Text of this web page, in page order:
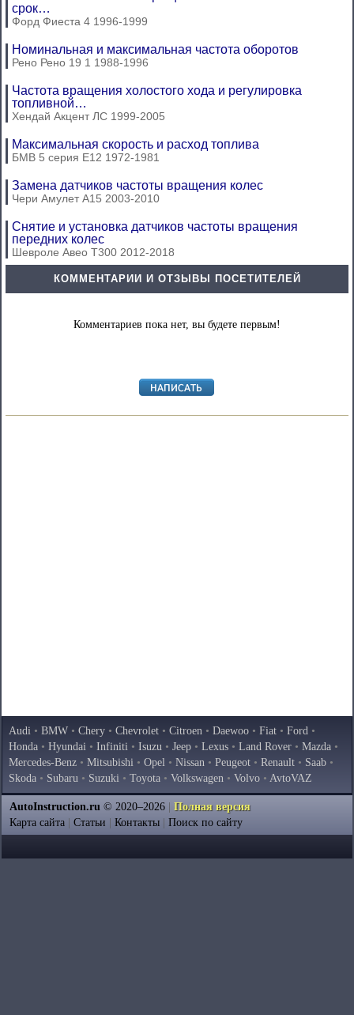
срок…
Форд Фиеста 4 1996-1999
Номинальная и максимальная частота оборотов
Рено Рено 19 1 1988-1996
Частота вращения холостого хода и регулировка
топливной…
Хендай Акцент ЛС 1999-2005
Максимальная скорость и расход топлива
БМВ 5 серия Е12 1972-1981
Замена датчиков частоты вращения колес
Чери Амулет А15 2003-2010
Снятие и установка датчиков частоты вращения
передних колес
Шевроле Авео Т300 2012-2018
КОММЕНТАРИИ И ОТЗЫВЫ ПОСЕТИТЕЛЕЙ
Комментариев пока нет, вы будете первым!
Audi • BMW • Chery • Chevrolet • Citroen • Daewoo • Fiat • Ford •
Honda • Hyundai • Infiniti • Isuzu • Jeep • Lexus • Land Rover • Mazda •
Mercedes-Benz • Mitsubishi • Opel • Nissan • Peugeot • Renault • Saab •
Skoda • Subaru • Suzuki • Toyota • Volkswagen • Volvo • AvtoVAZ
AutoInstruction.ru © 2020–2026
Полная версия
Карта сайта
Статьи Контакты Поиск по сайту